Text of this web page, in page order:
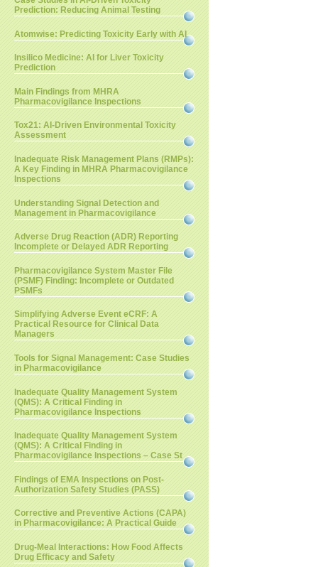
Prediction: Reducing Animal Testing
Atomwise: Predicting Toxicity Early with AI
Insilico Medicine: AI for Liver Toxicity
Prediction
Main Findings from MHRA
Pharmacovigilance Inspections
Tox21: AI-Driven Environmental Toxicity
Assessment
Inadequate Risk Management Plans (RMPs):
A Key Finding in MHRA Pharmacovigilance
Inspections
Understanding Signal Detection and
Management in Pharmacovigilance
Adverse Drug Reaction (ADR) Reporting
Incomplete or Delayed ADR Reporting
Pharmacovigilance System Master File
(PSMF) Finding: Incomplete or Outdated
PSMFs
Simplifying Adverse Event eCRF: A
Practical Resource for Clinical Data
Managers
Tools for Signal Management: Case Studies
in Pharmacovigilance
Inadequate Quality Management System
(QMS): A Critical Finding in
Pharmacovigilance Inspections
Inadequate Quality Management System
(QMS): A Critical Finding in
Pharmacovigilance Inspections – Case St
Findings of EMA Inspections on Post-
Authorization Safety Studies (PASS)
Corrective and Preventive Actions (CAPA)
in Pharmacovigilance: A Practical Guide
Drug-Meal Interactions: How Food Affects
Drug Efficacy and Safety